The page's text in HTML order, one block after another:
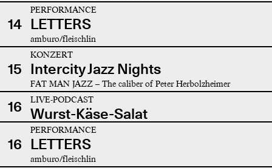
14
PERFORMANCE
LETTERS
amburo/fleischlin
15
KONZERT
Intercity Jazz Nights
FAT MAN JAZZ – The caliber of Peter Herbolzheimer
16 LIVE-PODCAST
Wurst-Käse-Salat
16
PERFORMANCE
LETTERS
amburo/fleischlin